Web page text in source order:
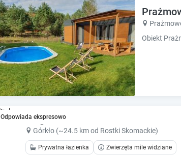
Odpowiada ekspresowo
Folga
Górkło (~24.5 km od Rostki Skomackie)
Prywatna łazienka Zwierzęta mile widziane